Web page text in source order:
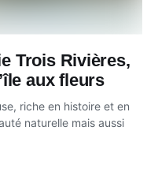
Trois Rivières,
aux fleurs
riche en histoire et en
naturelle mais aussi